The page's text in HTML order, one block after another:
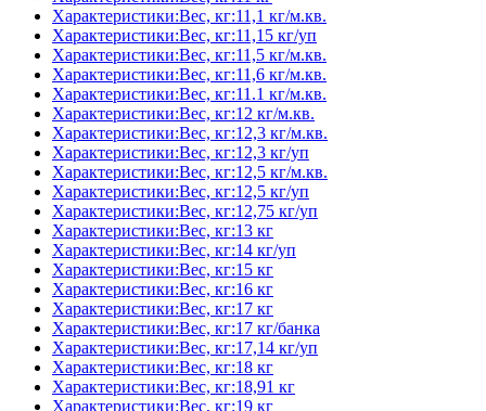
Характеристики:Вес, кг:11,1 кг/м.кв.
Характеристики:Вес, кг:11,15 кг/уп
Характеристики:Вес, кг:11,5 кг/м.кв.
Характеристики:Вес, кг:11,6 кг/м.кв.
Характеристики:Вес, кг:11.1 кг/м.кв.
Характеристики:Вес, кг:12 кг/м.кв.
Характеристики:Вес, кг:12,3 кг/м.кв.
Характеристики:Вес, кг:12,3 кг/уп
Характеристики:Вес, кг:12,5 кг/м.кв.
Характеристики:Вес, кг:12,5 кг/уп
Характеристики:Вес, кг:12,75 кг/уп
Характеристики:Вес, кг:13 кг
Характеристики:Вес, кг:14 кг/уп
Характеристики:Вес, кг:15 кг
Характеристики:Вес, кг:16 кг
Характеристики:Вес, кг:17 кг
Характеристики:Вес, кг:17 кг/банка
Характеристики:Вес, кг:17,14 кг/уп
Характеристики:Вес, кг:18 кг
Характеристики:Вес, кг:18,91 кг
Характеристики:Вес, кг:19 кг